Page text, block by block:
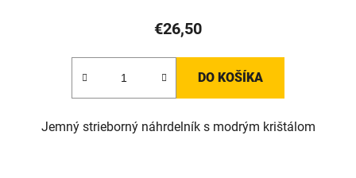
€26,50
DO KOŠÍKA
Jemný strieborný náhrdelník s modrým krištálom